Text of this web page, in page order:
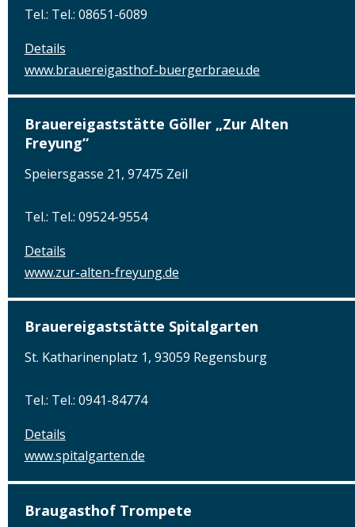
Tel.: Tel.: 08651-6089
Details
www.brauereigasthof-buergerbraeu.de
Brauereigaststätte Göller „Zur Alten
Freyung“
Speiersgasse 21, 97475 Zeil
Tel.: Tel.: 09524-9554
Details
www.zur-alten-freyung.de
Brauereigaststätte Spitalgarten
St. Katharinenplatz 1, 93059 Regensburg
Tel.: Tel.: 0941-84774
Details
www.spitalgarten.de
Braugasthof Trompete